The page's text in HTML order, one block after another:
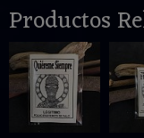
Productos